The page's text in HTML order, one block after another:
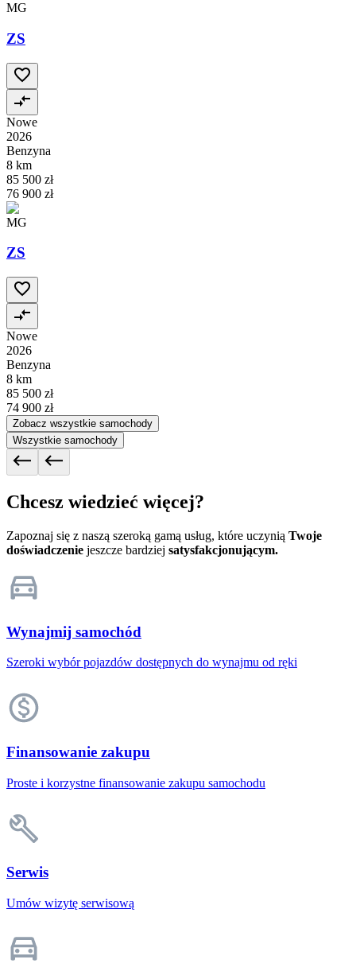
MG
ZS
Nowe
2026
Benzyna
8 km
85 500 zł
76 900 zł
MG
ZS
Nowe
2026
Benzyna
8 km
85 500 zł
74 900 zł
Zobacz wszystkie samochody
Wszystkie samochody
Chcesz wiedzieć więcej?
Zapoznaj się z naszą szeroką gamą usług, które uczynią Twoje
doświadczenie jeszcze bardziej satysfakcjonującym.
Wynajmij samochód
Szeroki wybór pojazdów dostępnych do wynajmu od ręki
Finansowanie zakupu
Proste i korzystne finansowanie zakupu samochodu
Serwis
Umów wizytę serwisową